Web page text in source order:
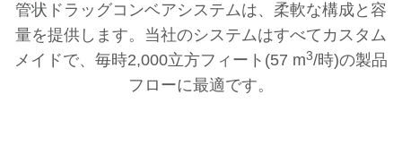
管状ドラッグコンベアシステムは、柔軟な構成と容
量を提供します。当社のシステムはすべてカスタム
メイドで、毎時2,000立方フィート(57 m3/時)の製品
フローに最適です。